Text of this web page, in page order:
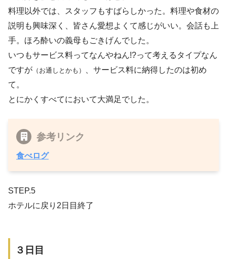
料理以外では、スタッフもすばらしかった。料理や食材の
説明も興味深く、皆さん愛想よくて感じがいい。会話も上
手。ほろ酔いの義母もごきげんでした。
いつもサービス料ってなんやねん!?って考えるタイプなん
ですが （お通しとかも）
、サービス料に納得したのは初め
て。
とにかくすべてにおいて大満足でした。
参考リンク
食べログ
STEP.5
ホテルに戻り2日目終了
３日目